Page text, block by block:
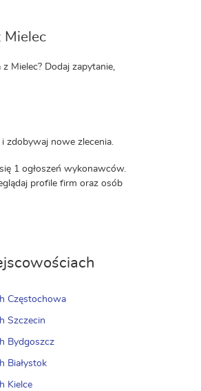
Mielec
Mielec? Dodaj zapytanie,
zdobywaj nowe zlecenia.
1 ogłoszeń wykonawców.
profile firm oraz osób
Częstochowa
Szczecin
Bydgoszcz
Białystok
Kielce